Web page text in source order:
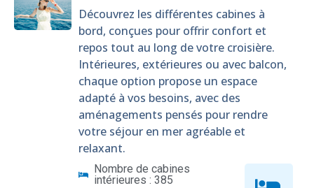
Découvrez les différentes cabines à
bord, conçues pour offrir confort et
repos tout au long de votre croisière.
Intérieures, extérieures ou avec balcon,
chaque option propose un espace
adapté à vos besoins, avec des
aménagements pensés pour rendre
votre séjour en mer agréable et
relaxant.
Nombre de cabines
intérieures : 385